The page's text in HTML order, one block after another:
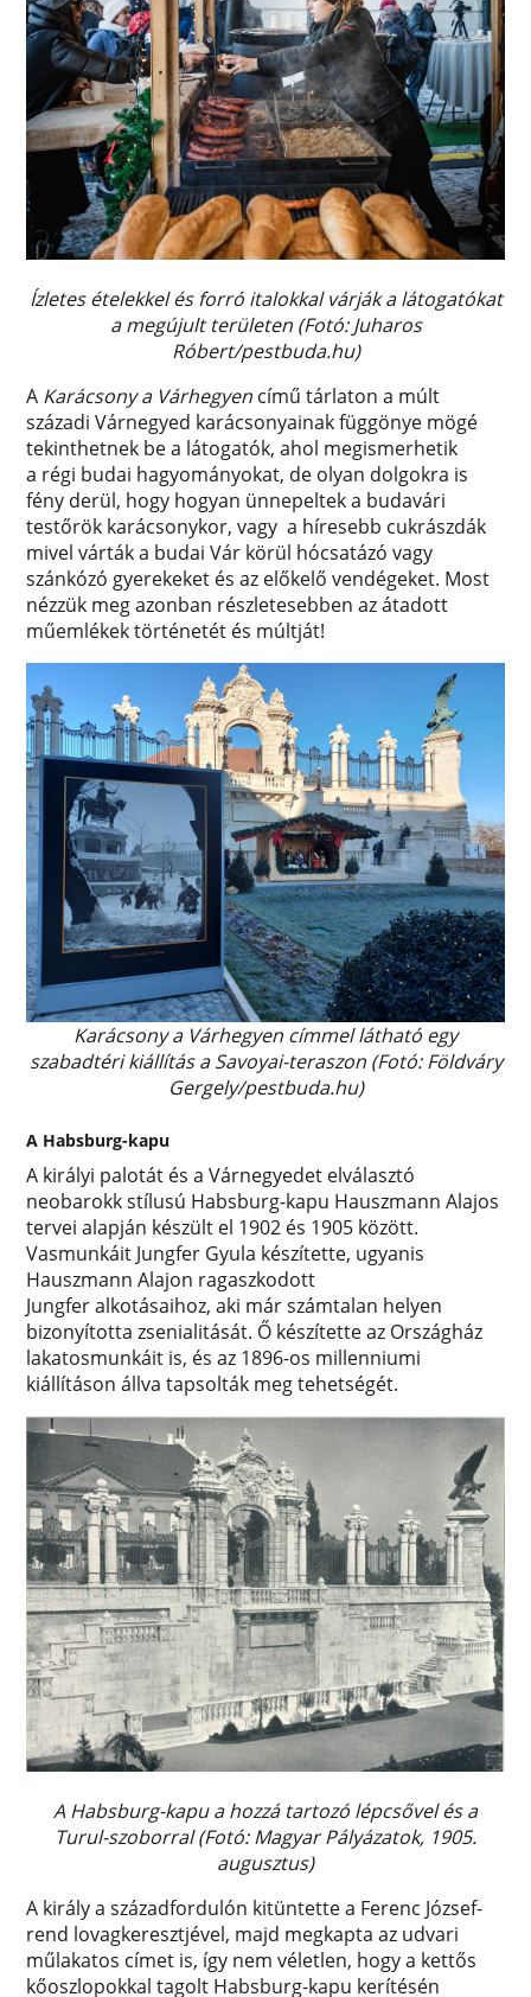
Ízletes ételekkel és forró italokkal várják a látogatókat
a megújult területen (Fotó: Juharos
Róbert/pestbuda.hu)
A Karácsony a Várhegyen című tárlaton a múlt
századi Várnegyed karácsonyainak függönye mögé
tekinthetnek be a látogatók, ahol megismerhetik
a régi budai hagyományokat, de olyan dolgokra is
fény derül, hogy hogyan ünnepeltek a budavári
testőrök karácsonykor, vagy a híresebb cukrászdák
mivel várták a budai Vár körül hócsatázó vagy
szánkózó gyerekeket és az előkelő vendégeket. Most
nézzük meg azonban részletesebben az átadott
műemlékek történetét és múltját!
Karácsony a Várhegyen címmel látható egy
szabadtéri kiállítás a Savoyai-teraszon (Fotó: Földváry
Gergely/pestbuda.hu)
A Habsburg-kapu
A királyi palotát és a Várnegyedet elválasztó
neobarokk stílusú Habsburg-kapu Hauszmann Alajos
tervei alapján készült el 1902 és 1905 között.
Vasmunkáit Jungfer Gyula készítette, ugyanis
Hauszmann Alajon ragaszkodott
Jungfer alkotásaihoz, aki már számtalan helyen
bizonyította zsenialitását. Ő készítette az Országház
lakatosmunkáit is, és az 1896-os millenniumi
kiállításon állva tapsolták meg tehetségét.
A Habsburg-kapu a hozzá tartozó lépcsővel és a
Turul-szoborral (Fotó: Magyar Pályázatok, 1905.
augusztus)
A király a századfordulón kitüntette a Ferenc József-
rend lovagkeresztjével, majd megkapta az udvari
műlakatos címet is, így nem véletlen, hogy a kettős
kőoszlopokkal tagolt Habsburg-kapu kerítésén